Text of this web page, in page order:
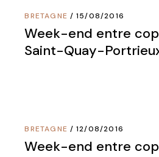
BRETAGNE 15/08/2016
Week-end entre
Saint-Quay-
BRETAGNE 12/08/2016
Week-end entre